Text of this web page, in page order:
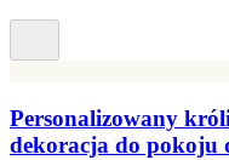
Personalizowany
dekoracja do pokoju